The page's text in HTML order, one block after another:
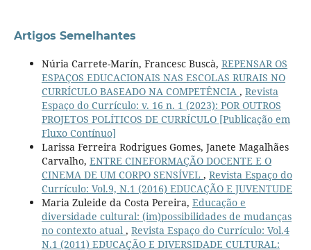
Artigos Semelhantes
Núria Carrete-Marín, Francesc Buscà, REPENSAR OS
ESPAÇOS EDUCACIONAIS NAS ESCOLAS RURAIS NO
CURRÍCULO BASEADO NA COMPETÊNCIA , Revista
Espaço do Currículo: v. 16 n. 1 (2023): POR OUTROS
PROJETOS POLÍTICOS DE CURRÍCULO [Publicação em
Fluxo Contínuo]
Larissa Ferreira Rodrigues Gomes, Janete Magalhães
Carvalho, ENTRE CINEFORMAÇÃO DOCENTE E O
CINEMA DE UM CORPO SENSÍVEL , Revista Espaço do
Currículo: Vol.9, N.1 (2016) EDUCAÇÃO E JUVENTUDE
Maria Zuleide da Costa Pereira, Educação e
diversidade cultural: (im)possibilidades de mudanças
no contexto atual , Revista Espaço do Currículo: Vol.4
N.1 (2011) EDUCAÇÃO E DIVERSIDADE CULTURAL: